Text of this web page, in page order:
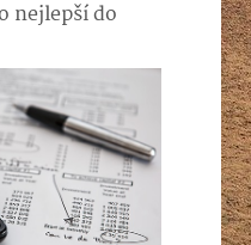
nejlepší do